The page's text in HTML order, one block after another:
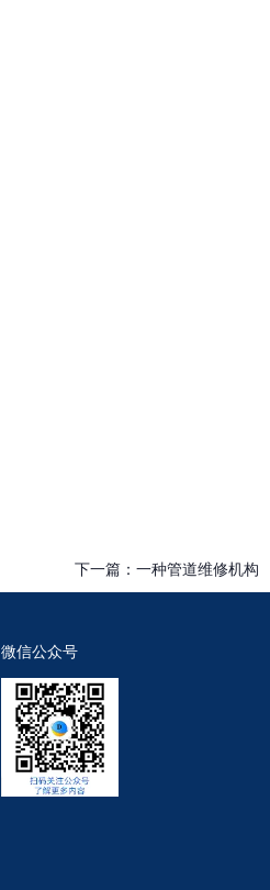
下一篇： 一种管道维修机构
微信公众号